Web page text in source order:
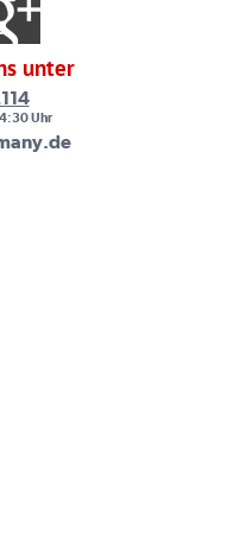
unter
Uhr